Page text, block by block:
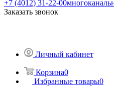
+7 (4012) 31-22-00
Заказать звонок
Личный кабинет
Корзина0
Избранные товары0